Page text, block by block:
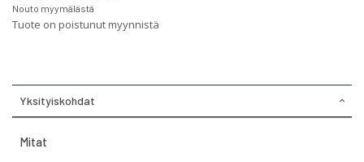
Nouto myymälästä
Tuote on poistunut myynnistä
Yksityiskohdat
Mitat